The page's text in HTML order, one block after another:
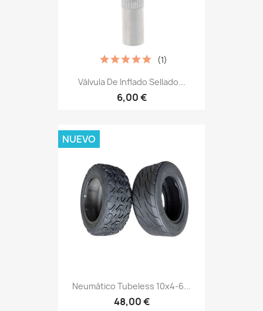
Válvula De Inflado Sellado...
6,00 €
(1)
Neumático Tubeless 10x4-6...
48,00 €
NUEVO